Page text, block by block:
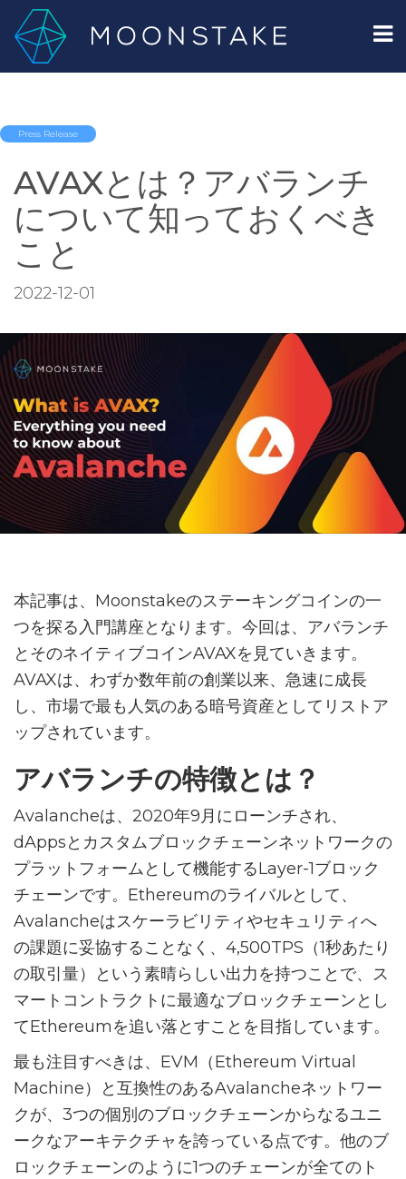
Press Release
AVAXとは？アバランチ
について知っておくべき
こと
2022-12-01
本記事は、Moonstakeのステーキングコインの一
つを探る入門講座となります。今回は、アバランチ
とそのネイティブコインAVAXを見ていきます。
AVAXは、わずか数年前の創業以来、急速に成長
し、市場で最も人気のある暗号資産としてリストア
ップされています。
アバランチの特徴とは？
Avalancheは、2020年9月にローンチされ、
dAppsとカスタムブロックチェーンネットワークの
プラットフォームとして機能するLayer-1ブロック
チェーンです。Ethereumのライバルとして、
Avalancheはスケーラビリティやセキュリティへ
の課題に妥協することなく、4,500TPS（1秒あたり
の取引量）という素晴らしい出力を持つことで、ス
マートコントラクトに最適なブロックチェーンとし
てEthereumを追い落とすことを目指しています。
最も注目すべきは、EVM（Ethereum Virtual
Machine）と互換性のあるAvalancheネットワー
クが、3つの個別のブロックチェーンからなるユニ
ークなアーキテクチャを誇っている点です。他のブ
ロックチェーンのように1つのチェーンが全てのト